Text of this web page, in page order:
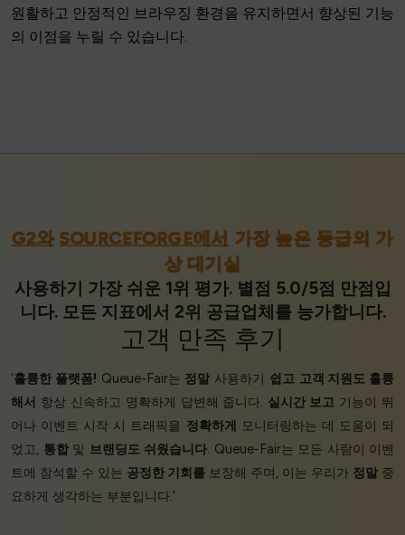
원활하고 안정적인 브라우징 환경을 유지하면서 향상된 기능
의 이점을 누릴 수 있습니다.
G2와 SOURCEFORGE에서 가장 높은 등급의 가
상 대기실
사용하기 가장 쉬운 1위 평가. 별점 5.0/5점 만점입
니다. 모든 지표에서 2위 공급업체를 능가합니다.
고객 만족 후기
‘훌륭한 플랫폼! Queue-Fair는 정말 사용하기 쉽고 고객 지원도 훌륭
해서 항상 신속하고 명확하게 답변해 줍니다. 실시간 보고 기능이 뛰
어나 이벤트 시작 시 트래픽을 정확하게
모니터링하는 데 도움이 되
었고, 통합및 브랜딩도 쉬웠습니다. Queue-Fair는 모든 사람이 이벤
트에 참석할 수 있는 공정한 기회를 보장해 주며, 이는 우리가 정말 중
요하게 생각하는 부분입니다.’